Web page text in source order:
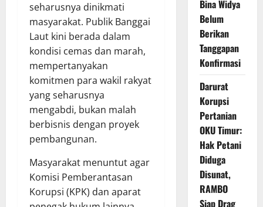
seharusnya dinikmati
masyarakat. Publik Banggai
Laut kini berada dalam
kondisi cemas dan marah,
mempertanyakan
komitmen para wakil rakyat
yang seharusnya
mengabdi, bukan malah
berbisnis dengan proyek
pembangunan.
Masyarakat menuntut agar
Komisi Pemberantasan
Korupsi (KPK) dan aparat
Bina Widya
Belum
Berikan
Tanggapan
Konfirmasi
Darurat
Korupsi
Pertanian
OKU Timur:
Hak Petani
Diduga
Disunat,
RAMBO
Siap Drag